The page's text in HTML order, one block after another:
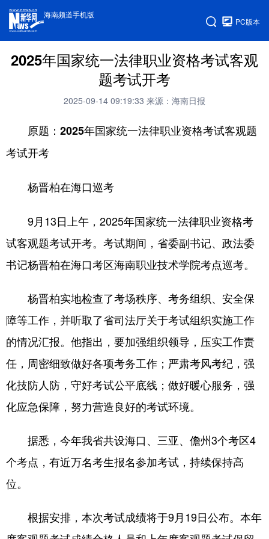
海南频道手机版
PC版本
2025年国家统一法律职业资格考试客观
题考试开考
2025-09-14 09:19:33 来源：海南日报
原题：2025年国家统一法律职业资格考试客观题
考试开考
杨晋柏在海口巡考
9月13日上午，2025年国家统一法律职业资格考
试客观题考试开考。考试期间，省委副书记、政法委
书记杨晋柏在海口考区海南职业技术学院考点巡考。
杨晋柏实地检查了考场秩序、考务组织、安全保
障等工作，并听取了省司法厅关于考试组织实施工作
的情况汇报。他指出，要加强组织领导，压实工作责
任，周密细致做好各项考务工作；严肃考风考纪，强
化技防人防，守好考试公平底线；做好暖心服务，强
化应急保障，努力营造良好的考试环境。
据悉，今年我省共设海口、三亚、儋州3个考区4
个考点，有近万名考生报名参加考试，持续保持高
位。
根据安排，本次考试成绩将于9月19日公布。本年